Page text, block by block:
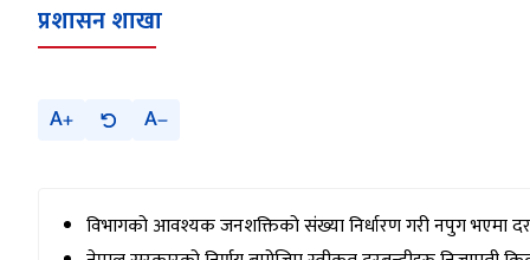
प्रशासन शाखा
A A
विभागको आवश्यक जनशक्तिको संख्या निर्धारण गरी नपुग भएमा